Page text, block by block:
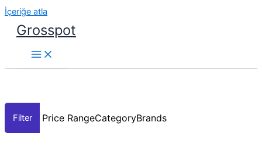
İçeriğe atla
Grosspot
Price RangeCategoryBrands